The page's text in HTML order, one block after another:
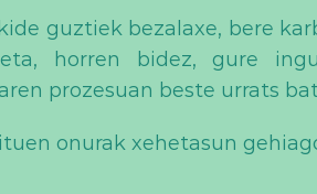
guztiek bezalaxe, bere
horren bidez, gure
prozesuan beste urrats
onurak xehetasun